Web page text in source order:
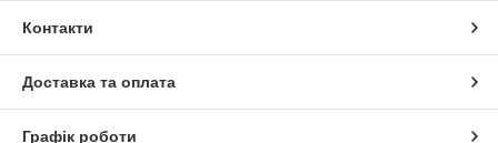
Контакти
Доставка та оплата
Графік роботи